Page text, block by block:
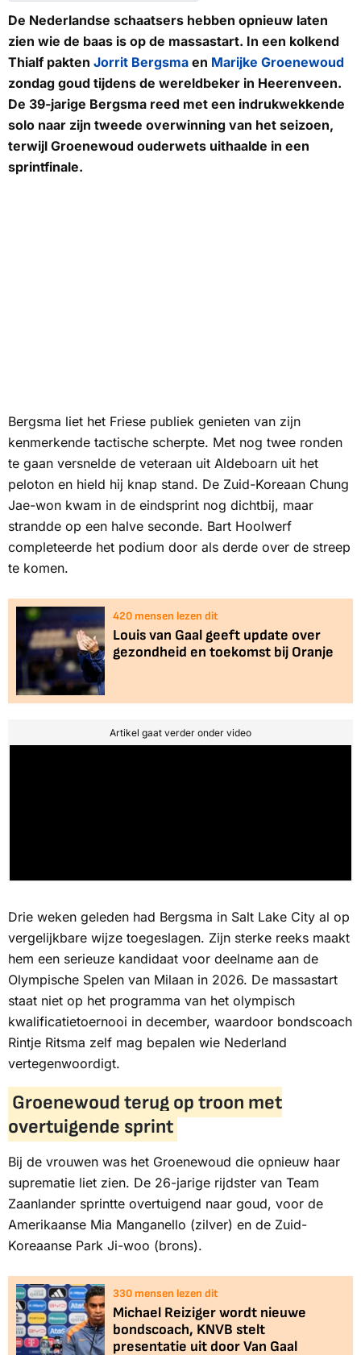
De Nederlandse schaatsers hebben opnieuw laten
zien wie de baas is op de massastart. In een kolkend
Thialf pakten Jorrit Bergsma en Marijke Groenewoud
zondag goud tijdens de wereldbeker in Heerenveen.
De 39-jarige Bergsma reed met een indrukwekkende
solo naar zijn tweede overwinning van het seizoen,
terwijl Groenewoud ouderwets uithaalde in een
sprintfinale.
Bergsma liet het Friese publiek genieten van zijn
kenmerkende tactische scherpte. Met nog twee ronden
te gaan versnelde de veteraan uit Aldeboarn uit het
peloton en hield hij knap stand. De Zuid-Koreaan Chung
Jae-won kwam in de eindsprint nog dichtbij, maar
strandde op een halve seconde. Bart Hoolwerf
completeerde het podium door als derde over de streep
te komen.
420mensen lezen dit
Louis van Gaal geeft update over
gezondheid en toekomst bij Oranje
Artikel gaat verder onder video
Drie weken geleden had Bergsma in Salt Lake City al op
vergelijkbare wijze toegeslagen. Zijn sterke reeks maakt
hem een serieuze kandidaat voor deelname aan de
Olympische Spelen van Milaan in 2026. De massastart
staat niet op het programma van het olympisch
kwalificatietoernooi in december, waardoor bondscoach
Rintje Ritsma zelf mag bepalen wie Nederland
vertegenwoordigt.
Groenewoud terug op troon met
overtuigende sprint
Bij de vrouwen was het Groenewoud die opnieuw haar
suprematie liet zien. De 26-jarige rijdster van Team
Zaanlander sprintte overtuigend naar goud, voor de
Amerikaanse Mia Manganello (zilver) en de Zuid-
Koreaanse Park Ji-woo (brons).
328mensen lezen dit
Michael Reiziger wordt nieuwe
bondscoach, KNVB stelt
presentatie uit door Van Gaal